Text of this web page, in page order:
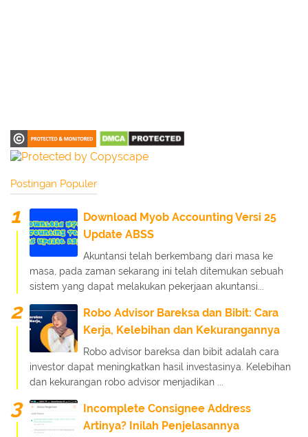
Postingan Populer
Download Myob Accounting Versi 25
Update ABSS
Akuntansi telah berkembang dari masa ke
masa, pada zaman sekarang ini telah ditemukan sebuah
sistem yang dapat melakukan pekerjaan akuntansi...
Robo Advisor Bareksa dan Bibit: Cara
Kerja, Kelebihan dan Kekurangannya
Robo advisor bareksa dan bibit adalah cara
investor dapat meningkatkan hasil investasinya. Kelebihan
dan kekurangan robo advisor menjadikan ...
Incomplete Consignee Address
Artinya? Inilah Penjelasannya